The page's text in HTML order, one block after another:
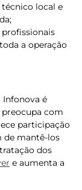
técnico local e
a operação
Infonova é
preocupa com
participação
de mantê-los
dos
e aumenta a